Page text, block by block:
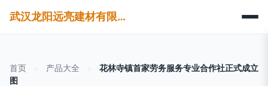
武汉龙阳远亮建材有限公司
首页 产品大全
花林寺镇首家劳务服务专业合作社正式成立
图